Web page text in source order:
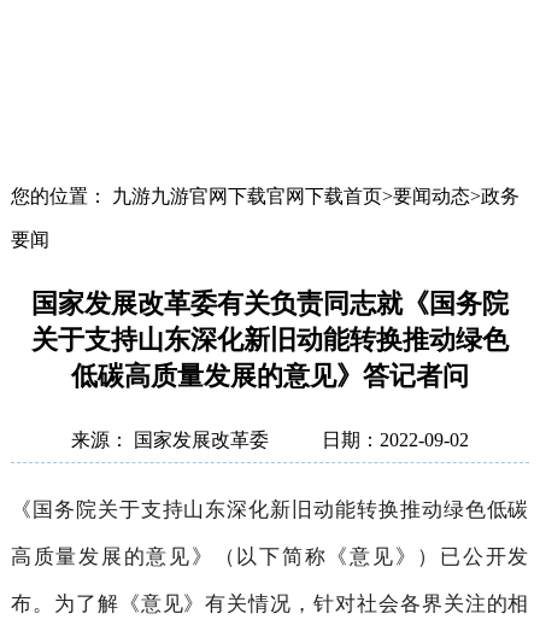
您的位置： 九游九游官网下载官网下载首页>要闻动态>政务
要闻
国家发展改革委有关负责同志就《国务院
关于支持山东深化新旧动能转换推动绿色
低碳高质量发展的意见》答记者问
来源： 国家发展改革委 日期：2022-09-02
《国务院关于支持山东深化新旧动能转换推动绿色低碳
高质量发展的意见》（以下简称《意见》）已公开发
布。为了解《意见》有关情况，针对社会各界关注的相